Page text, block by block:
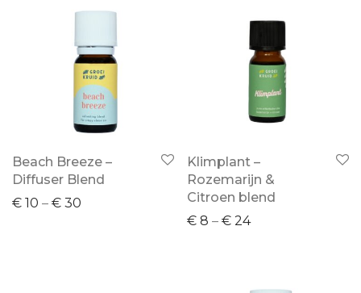
Beach Breeze –
Diffuser Blend
€ 10 – € 30
Klimplant –
Rozemarijn &
Citroen blend
€ 8 – € 24